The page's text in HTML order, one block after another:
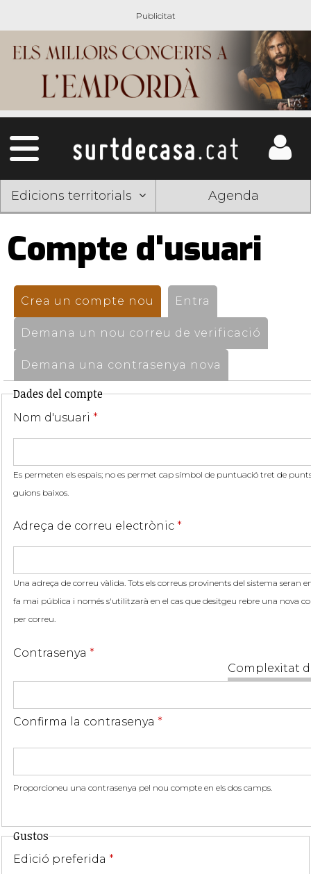
Edicions territorials Agenda
Compte d'usuari
Pestanyes
primàries
Crea un compte nou (pestanya activa)
Entra
Demana un nou correu de verificació
Demana una contrasenya nova
Dades del compte
Nom d'usuari *
Es permeten els espais; no es permet cap símbol de puntuació tret de
guions baixos.
Adreça de correu electrònic *
Una adreça de correu vàlida. Tots els correus provinents del sistema seran
fa mai pública i només s'utilitzarà en el cas que desitgeu rebre una nova
per correu.
Complexitat
Contrasenya *
Confirma la contrasenya *
Proporcioneu una contrasenya pel nou compte en els dos camps.
Gustos
Edició preferida *